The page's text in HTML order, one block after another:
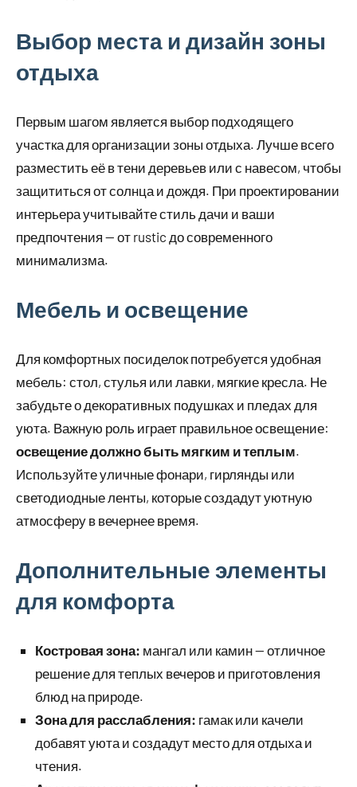
Выбор места и дизайн зоны
отдыха
Первым шагом является выбор подходящего
участка для организации зоны отдыха. Лучше всего
разместить её в тени деревьев или с навесом, чтобы
защититься от солнца и дождя. При проектировании
интерьера учитывайте стиль дачи и ваши
предпочтения — от rustic до современного
минимализма.
Мебель и освещение
Для комфортных посиделок потребуется удобная
мебель: стол, стулья или лавки, мягкие кресла. Не
забудьте о декоративных подушках и пледах для
уюта. Важную роль играет правильное освещение:
освещение должно быть мягким и теплым.
Используйте уличные фонари, гирлянды или
светодиодные ленты, которые создадут уютную
атмосферу в вечернее время.
Дополнительные элементы
для комфорта
Костровая зона: мангал или камин — отличное
решение для теплых вечеров и приготовления
блюд на природе.
Зона для расслабления: гамак или качели
добавят уюта и создадут место для отдыха и
чтения.